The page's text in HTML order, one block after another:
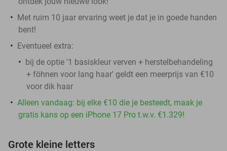
Met ruim 10 jaar ervaring weet je dat je in goede handen
bent!
Eventueel extra:
bij de optie '1 basiskleur verven + herstelbehandeling
+ föhnen voor lang haar' geldt een meerprijs van €10
voor dik haar
Alleen vandaag: bij elke €10 die je besteedt, maak je
gratis kans op een iPhone 17 Pro t.w.v. €1.329!
Grote kleine letters